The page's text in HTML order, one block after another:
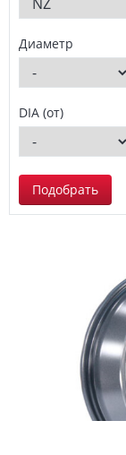
Диаметр
DIA (от)
Подобрать